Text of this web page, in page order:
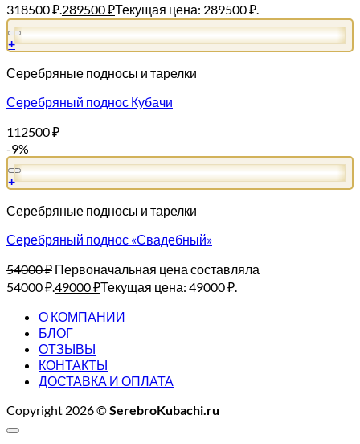
318500 ₽.289500₽Текущая цена: 289500 ₽.
+
Серебряные подносы и тарелки
Серебряный поднос Кубачи
112500₽
-9%
+
Серебряные подносы и тарелки
Серебряный поднос «Свадебный»
54000₽ Первоначальная цена составляла
54000 ₽.49000₽Текущая цена: 49000 ₽.
О КОМПАНИИ
БЛОГ
ОТЗЫВЫ
КОНТАКТЫ
ДОСТАВКА И ОПЛАТА
Copyright 2026 ©SerebroKubachi.ru